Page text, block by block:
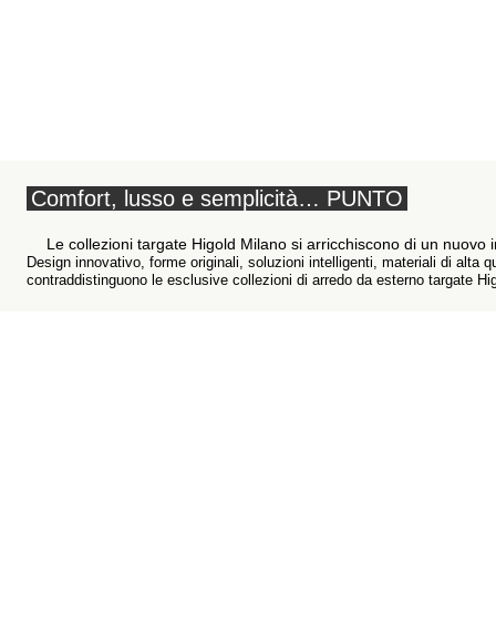
Comfort, lusso e semplicità… PUNTO
Le collezioni targate Higold Milano si arricchiscono di un nuovo
Design innovativo, forme originali, soluzioni intelligenti, materiali di alta
contraddistinguono le esclusive collezioni di arredo da esterno targate